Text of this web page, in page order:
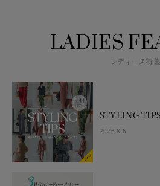
LADIES
レディース特集
STYLING
2026.8.6